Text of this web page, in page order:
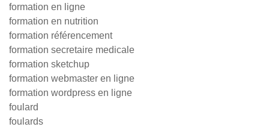
formation en ligne
formation en nutrition
formation référencement
formation secretaire medicale
formation sketchup
formation webmaster en ligne
formation wordpress en ligne
foulard
foulards